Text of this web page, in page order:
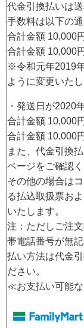
代金引換払いは
手数料は以下の通
合計金額 10,000
合計金額 10,000
※令和元年2019
ように変更いたし
・発送日が2020
合計金額 10,000
合計金額 10,000
また、代金引換
ページをご確認く
その他の場合は
る払込取扱票お
いたします。
注：ただしご注
帯電話番号が無
払い方法は代金
ださい。
≪お支払い可能な